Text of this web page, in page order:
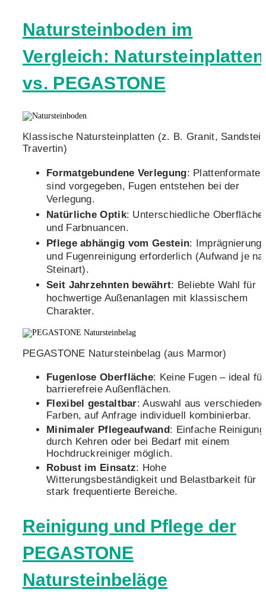
Natursteinboden im
Vergleich: Natursteinplatten
vs. PEGASTONE
Klassische Natursteinplatten (z. B. Granit,
Travertin)
Formatgebundene Verlegung: Plattenformate
sind vorgegeben, Fugen entstehen bei der
Verlegung.
Natürliche Optik: Unterschiedliche
und Farbnuancen.
Pflege abhängig vom Gestein:
und Fugenreinigung erforderlich (Aufwand je
Steinart).
Seit Jahrzehnten bewährt: Beliebte Wahl für
hochwertige Außenanlagen mit klassischem
Charakter.
PEGASTONE Natursteinbelag (aus Marmor)
Fugenlose Oberfläche: Keine Fugen – ideal für
barrierefreie Außenflächen.
Flexibel gestaltbar: Auswahl aus
Farben, auf Anfrage individuell kombinierbar.
Minimaler Pflegeaufwand: Einfache Reinigung
durch Kehren oder bei Bedarf mit einem
Hochdruckreiniger möglich.
Robust im Einsatz: Hohe
Witterungsbeständigkeit und Belastbarkeit für
stark frequentierte Bereiche.
Reinigung und Pflege der
PEGASTONE
Natursteinbeläge